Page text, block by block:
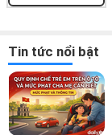
Tin tức nổi bật